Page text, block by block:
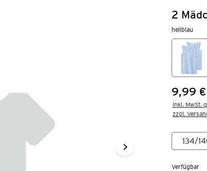
2
hellblau
Preis:
9,99 €
inkl. MwSt.
zzgl.
Verfügbar